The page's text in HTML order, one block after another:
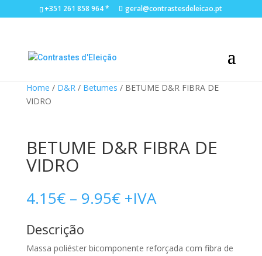
+351 261 858 964 * geral@contrastesdeleicao.pt
Home / D&R/ Betumes / BETUME D&R FIBRA DE
VIDRO
BETUME D&R FIBRA DE
VIDRO
4.15€ – 9.95€Price
range:
9.95€
+IVA
Descrição
Massa poliéster bicomponente reforçada com fibra de